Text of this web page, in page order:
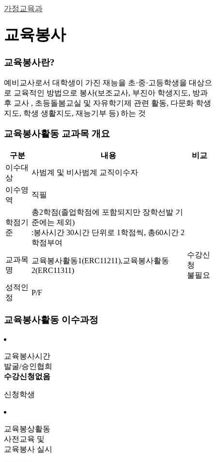
가정교육과
교육봉사
교육봉사란?
예비교사로서 대학생이 가진 재능을 초·중·고등학생을 대상으
로 교육적인 방법으로 봉사(보조교사, 부진아 학생지도, 방과
후 교사 , 초등돌봄교실 및 자유학기제 관련 활동, 다문화 학생
지도, 학생 생활지도, 재능기부 등) 하는 것
교육봉사활동 교과목 개요
구분 내용
비교
이수대
상
사범계 및 비사범계 교직이수자
이수영
역
직필
학점기
준
총2학점(졸업학점에 포함되지만 장학선발 기
준에는 제외)
:봉사시간 30시간 단위로 1학점씩, 총60시간 2
학점부여
교과목
명
교육봉사활동1(ERC11211),교육봉사활동
2(ERC11311)
수강신
청
불필요
성적인
정
P/F
교육봉사활동 이수과정
교육봉사시간
발굴/승인협희
수강신청없음
신청학생
교육봉상활동
사전교육 및
교육봉사 실시